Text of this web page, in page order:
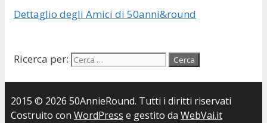
Dettaglio degli Amici di 50anni&round
Ricerca per:
2015 © 2026 50AnnieRound. Tutti i diritti riservati
Costruito con WordPress e gestito da WebVai.it